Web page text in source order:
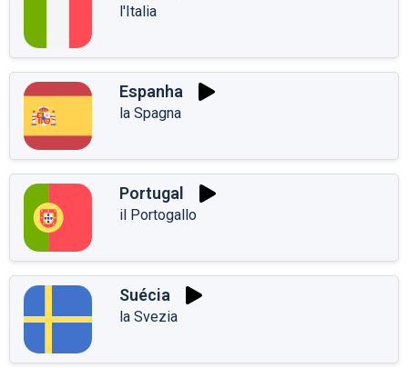
l'Italia
Espanha
la Spagna
Portugal
il Portogallo
Suécia
la Svezia